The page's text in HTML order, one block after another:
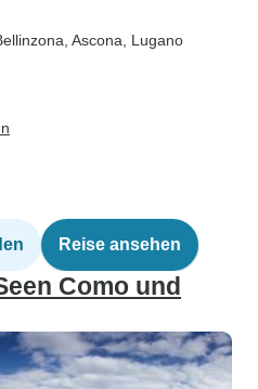
, Ascona , Lugano
Reise ansehen
Como und